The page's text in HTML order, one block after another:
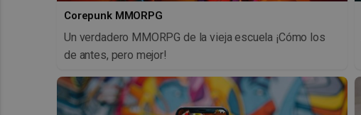
Corepunk MMORPG
Un verdadero MMORPG de la vieja escuela ¡Cómo los
de antes, pero mejor!